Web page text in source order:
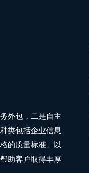
外包，二是自主
类包括企业信息
的质量标准、以
助客户取得丰厚